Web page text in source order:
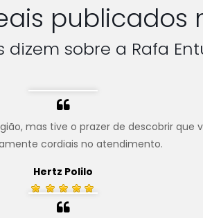
publicados
dizem sobre a Rafa
mas tive o prazer de descobrir que
cordiais no atendimento.
Hertz Polilo